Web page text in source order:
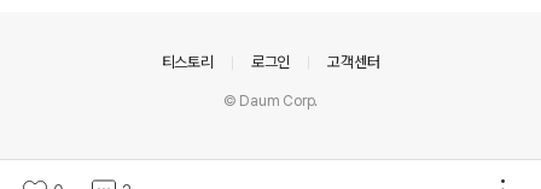
티스토리 로그인 고객센터
© Daum Corp.